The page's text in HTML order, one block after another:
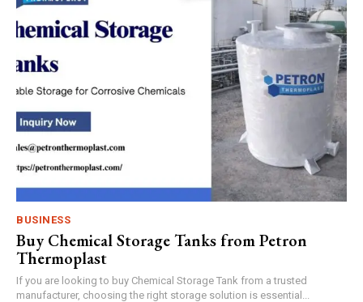
BUSINESS
Buy Chemical Storage Tanks from Petron
Thermoplast
If you are looking to buy Chemical Storage Tank from a trusted
manufacturer, choosing the right storage solution is essential...